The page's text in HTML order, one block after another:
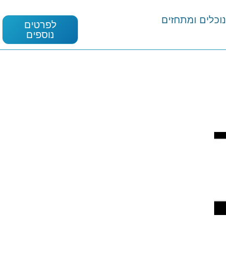
נוכלים ומתחזים
לפרטים
נוספים